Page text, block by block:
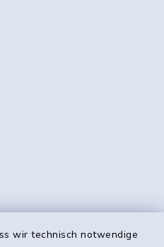
wir technisch notwendige